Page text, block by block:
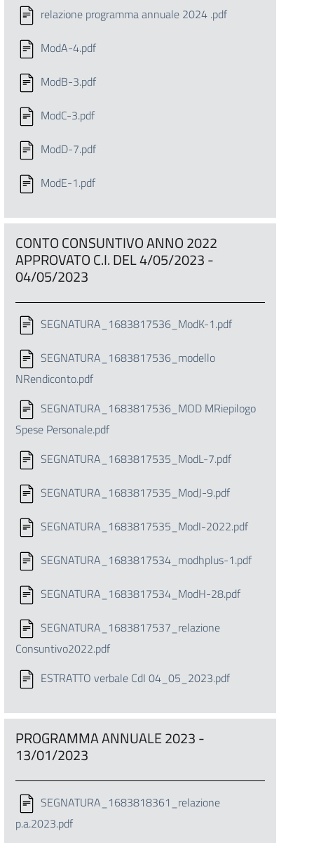
relazione programma annuale 2024 .pdf
ModA-4.pdf
ModB-3.pdf
ModC-3.pdf
ModD-7.pdf
ModE-1.pdf
CONTO CONSUNTIVO ANNO 2022
APPROVATO C.I. DEL 4/05/2023 -
04/05/2023
SEGNATURA_1683817536_ModK-1.pdf
SEGNATURA_1683817536_modello
NRendiconto.pdf
SEGNATURA_1683817536_MOD MRiepilogo
Spese Personale.pdf
SEGNATURA_1683817535_ModL-7.pdf
SEGNATURA_1683817535_ModJ-9.pdf
SEGNATURA_1683817535_ModI-2022.pdf
SEGNATURA_1683817534_modhplus-1.pdf
SEGNATURA_1683817534_ModH-28.pdf
SEGNATURA_1683817537_relazione
Consuntivo2022.pdf
ESTRATTO verbale CdI 04_05_2023.pdf
PROGRAMMA ANNUALE 2023 -
13/01/2023
SEGNATURA_1683818361_relazione
p.a.2023.pdf